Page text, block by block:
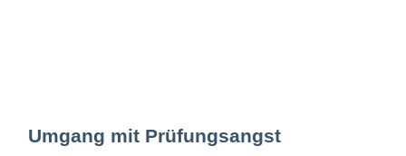
Umgang mit Prüfungsangst